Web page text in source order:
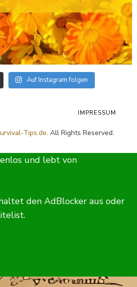
Auf Instagram folgen
Tips.de. All Rights Reserved.
IMPRESSUM
und lebt von
den AdBlocker aus oder